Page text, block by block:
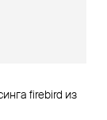
firebird из
из золота